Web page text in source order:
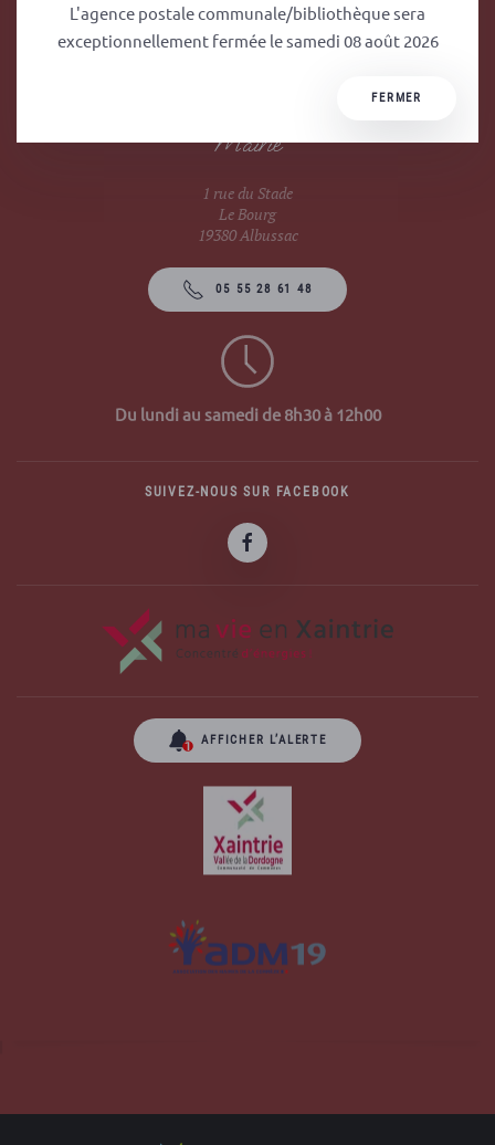
Mairie
1 rue du Stade
Le Bourg
19380 Albussac
05 55 28 61 48
Du lundi au samedi de 8h30 à 12h00
SUIVEZ-NOUS SUR FACEBOOK
AFFICHER L’ALERTE
L'agence postale communale/bibliothèque sera
exceptionnellement fermée le samedi 08 août 2026
FERMER